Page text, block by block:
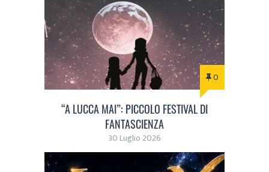
0
“A LUCCA MAI”: PICCOLO FESTIVAL DI
FANTASCIENZA
30 Luglio 2026